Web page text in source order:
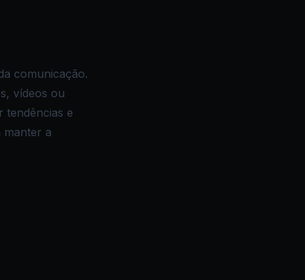
comunicação.
vídeos ou
tendências e
manter a